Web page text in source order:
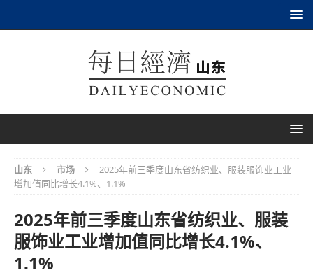
山东 市场
2025年前三季度山东省纺织业、服装服饰业工业
增加值同比增长4.1%、1.1%
2025年前三季度山东省纺织业、服装
服饰业工业增加值同比增长4.1%、
1.1%